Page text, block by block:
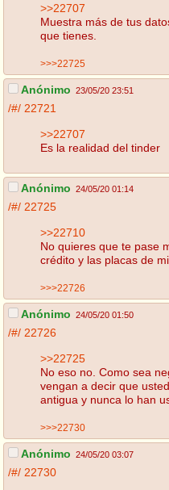
>>22707
Muestra más de tus
que tienes.
>>>22725
Anónimo 23/05/20 23:51
/#/ 22721
>>22707
Es la realidad del tinder
Anónimo 24/05/20 01:14
/#/ 22725
>>22710
No quieres que te pase
crédito y las placas de
>>>22726
Anónimo 24/05/20 01:50
/#/ 22726
>>22725
No eso no. Como sea
vengan a decir que
antigua y nunca lo han
>>>22730
Anónimo 24/05/20 03:07
/#/ 22730